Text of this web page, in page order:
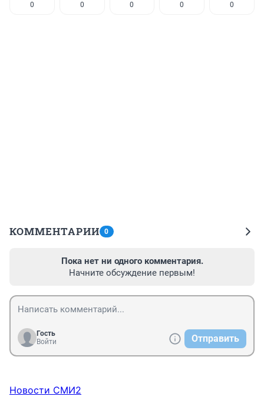
0 0 0 0 0
КОММЕНТАРИИ 0
Пока нет ни одного комментария.
Начните обсуждение первым!
Гость
Войти
Отправить
Новости СМИ2